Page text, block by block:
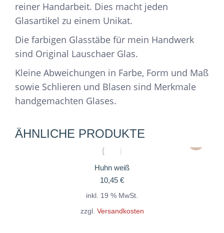
reiner Handarbeit. Dies macht jeden
Glasartikel zu einem Unikat.
Die farbigen Glasstäbe für mein Handwerk
sind Original Lauschaer Glas.
Kleine Abweichungen in Farbe, Form und Maß
sowie Schlieren und Blasen sind Merkmale
handgemachten Glases.
ÄHNLICHE PRODUKTE
Huhn weiß
10,45 €
inkl. 19 % MwSt.
zzgl. Versandkosten